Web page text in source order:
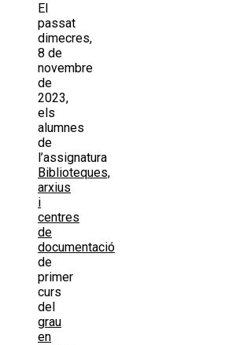
El
passat
dimecres,
8 de
novembre
de
2023,
els
alumnes
de
l’assignatura
Biblioteques,
arxius
i
centres
de
documentació
de
primer
curs
del
grau
en